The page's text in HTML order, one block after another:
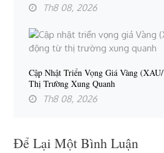
Th8 08, 2026
Cập Nhật Triển Vọng Giá Vàng
Thị Trường Xung Quanh
Th8 08, 2026
Để Lại Một Bình Luận